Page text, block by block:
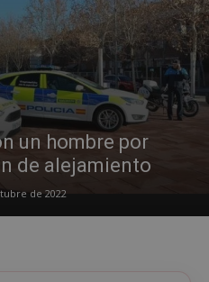
un hombre por
de alejamiento
de 2022